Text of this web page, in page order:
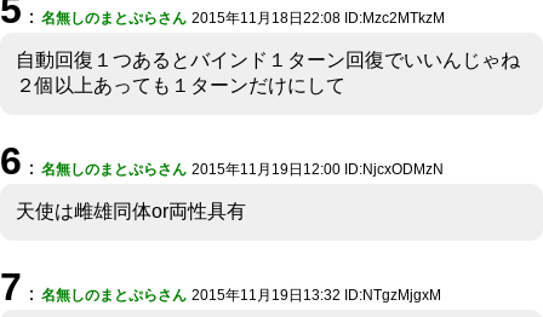
5 ： 名無しのまとぷらさん 2015年11月18日22:08 ID:Mzc2MTkzM
自動回復１つあるとバインド１ターン回復でいいんじゃね
２個以上あっても１ターンだけにして
6 ： 名無しのまとぷらさん 2015年11月19日12:00 ID:NjcxODMzN
天使は雌雄同体or両性具有
7 ： 名無しのまとぷらさん 2015年11月19日13:32 ID:NTgzMjgxM